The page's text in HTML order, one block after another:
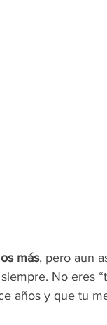
más, pero aun
No eres
años y que tu